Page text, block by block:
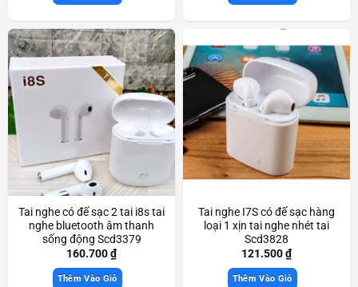
Tai nghe có đế sạc 2 tai i8s tai
nghe bluetooth âm thanh
sống động Scd3379
160.700₫
Thêm Vào Giỏ
Tai nghe I7S có đế sạc hàng
loại 1 xịn tai nghe nhét tai
Scd3828
121.500₫
Thêm Vào Giỏ